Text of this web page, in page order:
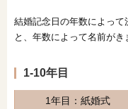
結婚記念日の年数によって
と、年数によって名前がき
1-10年目
1年目：紙婚式